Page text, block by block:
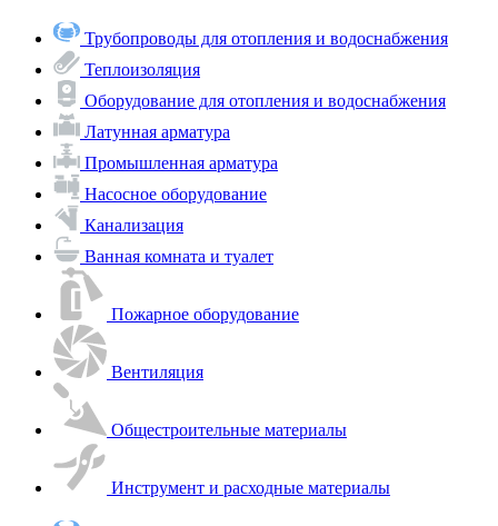
Трубопроводы для отопления и водоснабжения
Теплоизоляция
Оборудование для отопления и водоснабжения
Латунная арматура
Промышленная арматура
Насосное оборудование
Канализация
Ванная комната и туалет
Пожарное оборудование
Вентиляция
Общестроительные материалы
Инструмент и расходные материалы